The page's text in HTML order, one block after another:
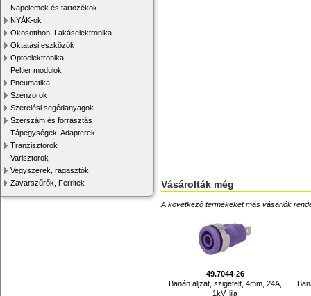
Napelemek és tartozékok
NYÁK-ok
Okosotthon, Lakáselektronika
Oktatási eszközök
Optoelektronika
Peltier modulok
Pneumatika
Szenzorok
Szerelési segédanyagok
Szerszám és forrasztás
Tápegységek, Adapterek
Tranzisztorok
Varisztorok
Vegyszerek, ragasztók
Zavarszűrők, Ferritek
Vásárolták még
A következő termékeket más vásárlók
49.7044-26
Banán aljzat, szigetelt, 4mm, 24A,
1kV, lila